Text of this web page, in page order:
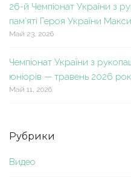
26-й Чемпіонат України з
пам’яті Героя України
Май 23, 2026
Чемпіонат України з
юніорів — травень 2026
Май 11, 2026
Рубрики
Видео